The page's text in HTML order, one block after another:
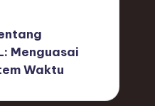
Menguasai
Waktu